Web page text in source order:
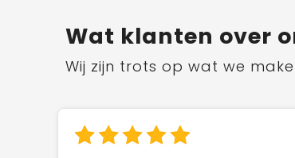
Wat klanten over
Wij zijn trots op wat we